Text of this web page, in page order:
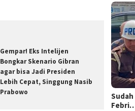
Gempar! Eks Intelijen
Bongkar Skenario Gibran
agar bisa Jadi Presiden
Lebih Cepat, Singgung Nasib
Prabowo
Sudah